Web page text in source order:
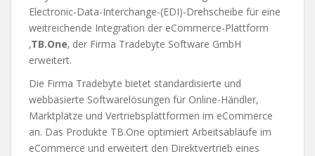
Electronic-Data-Interchange-(EDI)-Drehscheibe für eine
weitreichende Integration der eCommerce-Plattform
‚TB.One‚ der Firma Tradebyte Software GmbH
erweitert.
Die Firma Tradebyte bietet standardisierte und
webbasierte Softwarelösungen für Online-Händler,
Marktplätze und Vertriebsplattformen im eCommerce
an. Das Produkte TB.One optimiert Arbeitsabläufe im
eCommerce und erweitert den Direktvertrieb eines